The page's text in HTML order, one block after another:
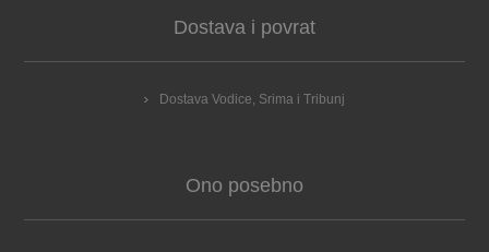
Dostava i povrat
Dostava Vodice, Srima i Tribunj
Ono posebno